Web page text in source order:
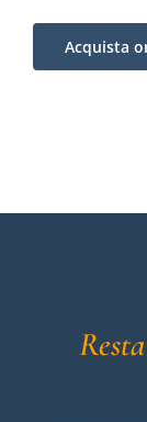
Acquista